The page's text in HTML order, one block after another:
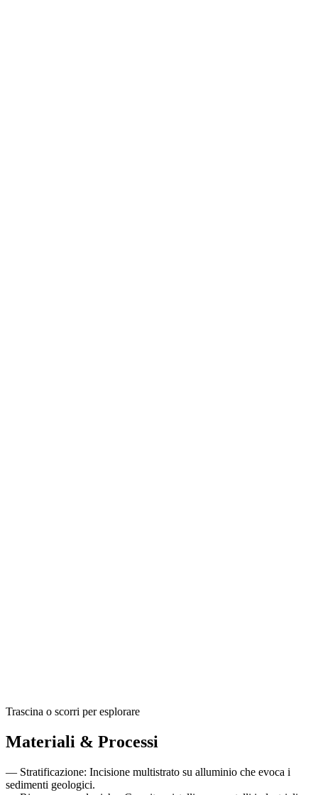
Trascina o scorri per esplorare
Materiali & Processi
— Stratificazione: Incisione multistrato su alluminio che evoca i
sedimenti geologici.